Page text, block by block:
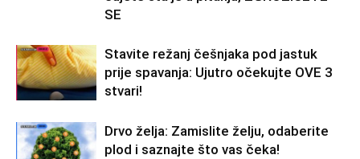
SE
Stavite režanj češnjaka pod jastuk
prije spavanja: Ujutro očekujte OVE 3
stvari!
Drvo želja: Zamislite želju, odaberite
plod i saznajte što vas čeka!